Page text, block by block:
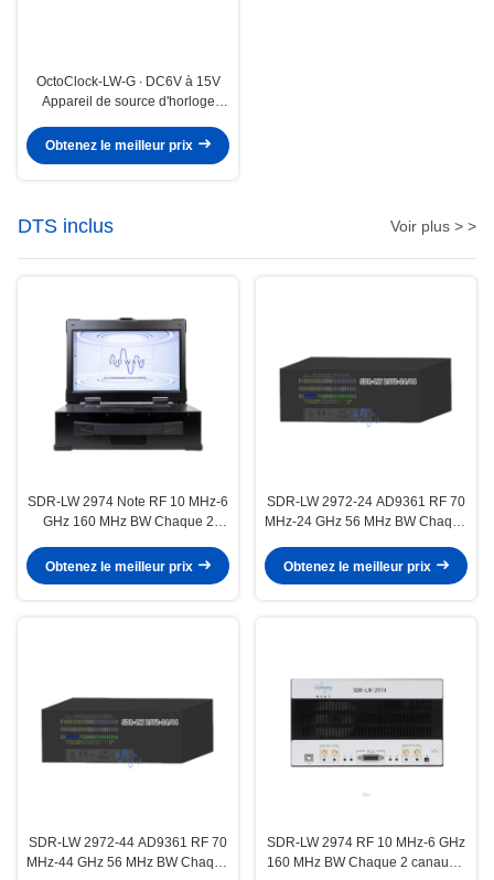
OctoClock-LW-G ∙ DC6V à 15V
Appareil de source d'horloge
Obtenez le meilleur prix
DTS inclus Voir plus > >
SDR-LW 2974 Note RF 10 MHz-6
GHz 160 MHz BW Chaque 2
PCIE BUS i7 Processeur USRP
Intégré Dispositif radio défini par
Obtenez le meilleur prix
SDR-LW 2972-24 AD9361 RF 70
MHz-24 GHz 56 MHz BW Chaque
Dispositif radio défini par logiciel
Obtenez le meilleur prix
SDR-LW 2972-44 AD9361 RF 70
MHz-44 GHz 56 MHz BW Chaque
SDR-LW 2974 RF 10 MHz-6 GHz
160 MHz BW Chaque 2 canaux 4